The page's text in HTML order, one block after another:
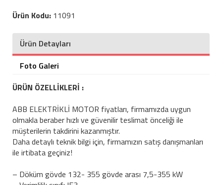
Ürün Kodu: 11091
Ürün Detayları
Foto Galeri
ÜRÜN ÖZELLİKLERİ :
ABB ELEKTRİKLİ MOTOR fiyatları, firmamızda uygun
olmakla beraber hızlı ve güvenilir teslimat önceliği ile
müşterilerin takdirini kazanmıştır.
Daha detaylı teknik bilgi için, firmamızın satış danışmanları
ile irtibata geçiniz!
– Döküm gövde 132- 355 gövde arası 7,5-355 kW